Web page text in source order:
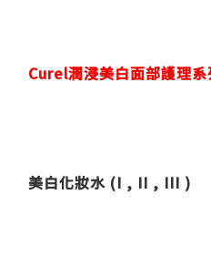
Curel潤浸美白面部護理
美白化妝水 (I , II , III )